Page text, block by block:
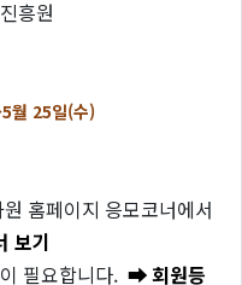
흥원
월 25일(수)
홈페이지 응모코너에서
보기
필요합니다. ➡ 회원등